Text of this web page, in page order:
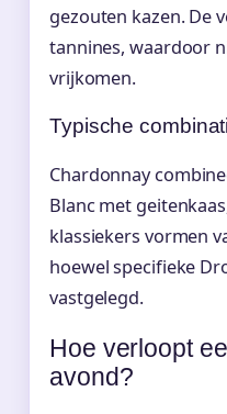
gezouten kazen. De
tannines, waardoor
vrijkomen.
Typische
Chardonnay
Blanc met
klassiekers vormen
hoewel specifieke
vastgelegd.
Hoe verloopt
avond?